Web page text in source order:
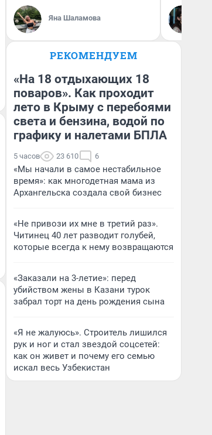
Яна Шаламова
РЕКОМЕНДУЕМ
«На 18 отдыхающих 18
поваров». Как проходит
лето в Крыму с перебоями
света и бензина, водой по
графику и налетами БПЛА
5 часов 23 610 6
«Мы начали в самое нестабильное
время»: как многодетная мама из
Архангельска создала свой бизнес
«Не привози их мне в третий раз».
Читинец 40 лет разводит голубей,
которые всегда к нему возвращаются
«Заказали на 3-летие»: перед
убийством жены в Казани турок
забрал торт на день рождения сына
«Я не жалуюсь». Строитель лишился
рук и ног и стал звездой соцсетей:
как он живет и почему его семью
искал весь Узбекистан